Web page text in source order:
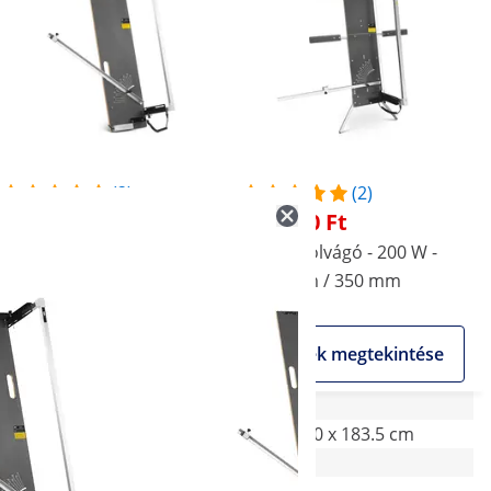
(2)
Akciós
(2)
118 360 Ft
Polisztirolvágó - 200 W -
1300 mm / 350 mm
Akciós
Termék megtekintése
47 x 108 x 170 cm
139.5 x 80 x 183.5 cm